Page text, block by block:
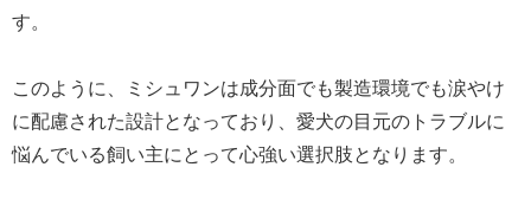
す。
このように、ミシュワンは成分面でも製造環境でも涙やけ
に配慮された設計となっており、愛犬の目元のトラブルに
悩んでいる飼い主にとって心強い選択肢となります。